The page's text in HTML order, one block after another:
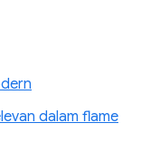
dalam flame